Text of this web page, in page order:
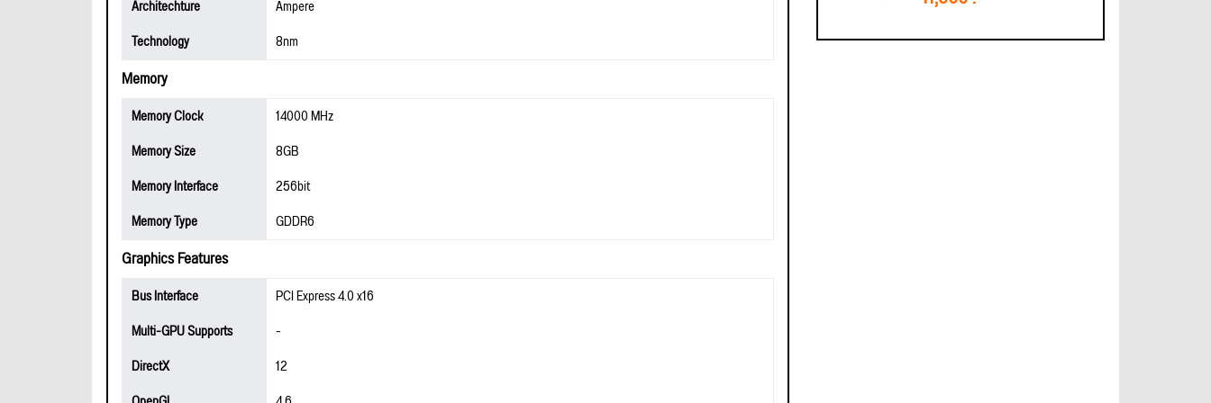
Architechture
Ampere
Technology
8nm
Memory
Memory Clock
14000 MHz
Memory Size
8GB
Memory Interface
256bit
Memory Type
GDDR6
Graphics Features
Bus Interface
PCI Express 4.0 x16
Multi-GPU Supports
-
DirectX
12